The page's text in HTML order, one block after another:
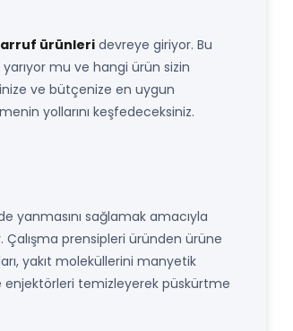
ürünleridevreye giriyor. Bu
mu ve hangi ürün sizin
ve bütçenize en uygun
yollarını keşfedeceksiniz.
yanmasını sağlamak amacıyla
Çalışma prensipleri üründen ürüne
yakıt moleküllerini manyetik
enjektörleri temizleyerek püskürtme